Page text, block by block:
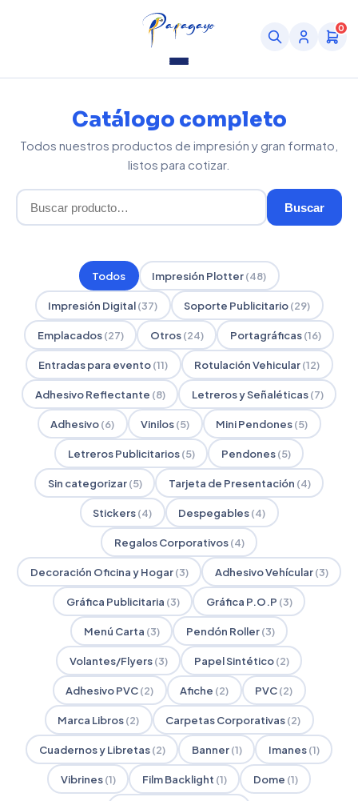
0
Catálogo completo
Todos nuestros productos de impresión y gran formato,
listos para cotizar.
Buscar
Todos Impresión Plotter(48)
Impresión Digital(37) Soporte Publicitario(29)
Emplacados(27) Otros(24) Portagráficas(16)
Entradas para evento(11) Rotulación Vehicular(12)
Adhesivo Reflectante (8) Letreros y Señaléticas(7)
Adhesivo(6) Vinilos(5) Mini Pendones(5)
Letreros Publicitarios(5) Pendones(5)
Sin categorizar(5) Tarjeta de Presentación (4)
Stickers(4) Despegables(4)
Regalos Corporativos(4)
Decoración Oficina y Hogar(3) Adhesivo Vehícular(3)
Gráfica Publicitaria (3) Gráfica P.O.P (3)
Menú Carta (3) Pendón Roller(3)
Volantes/Flyers(3) Papel Sintético(2)
Adhesivo PVC(2) Afiche (2) PVC(2)
Marca Libros(2) Carpetas Corporativas(2)
Cuadernos y Libretas(2) Banner(1) Imanes(1)
Vibrines(1) Film Backlight (1) Dome (1)